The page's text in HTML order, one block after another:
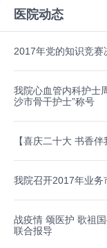
医院动态
2017年党的知识竞赛
我院心血管内科护士
沙市骨干护士”称号
【喜庆二十大 书香
我院召开2017年业务
战疫情 颂医护 歌祖
联合报导